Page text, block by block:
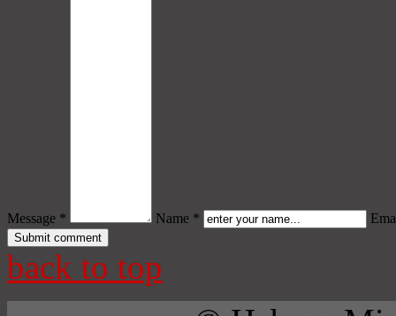
Message * Name *
back to top